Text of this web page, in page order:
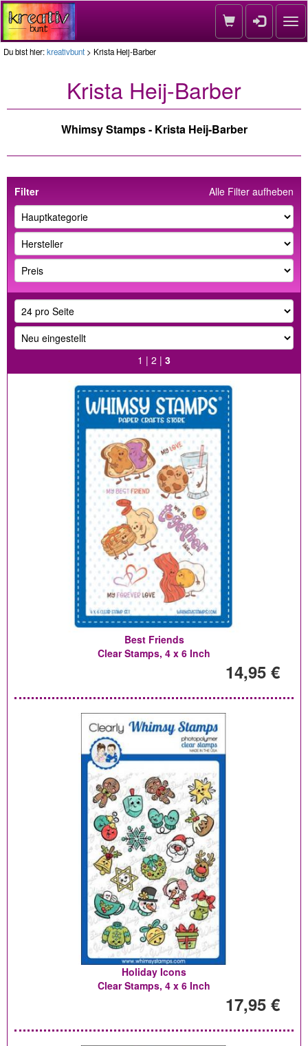
Du bist hier:kreativbunt > Krista Heij-Barber
Krista Heij-Barber
Whimsy Stamps - Krista Heij-Barber
Alle Filter aufheben
Filter
1 | 2 | 3
Best Friends
Clear Stamps, 4 x 6 Inch
14,95 €
Holiday Icons
Clear Stamps, 4 x 6 Inch
17,95 €